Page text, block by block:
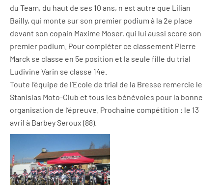
du Team, du haut de ses 10 ans, n est autre que Lilian
Bailly, qui monte sur son premier podium à la 2e place
devant son copain Maxime Moser, qui lui aussi score son
premier podium. Pour compléter ce classement Pierre
Marck se classe en 5e position et la seule fille du trial
Ludivine Varin se classe 14e.
Toute l’équipe de l’Ecole de trial de la Bresse remercie le
Stanislas Moto-Club et tous les bénévoles pour la bonne
organisation de l’épreuve. Prochaine compétition : le 13
avril à Barbey Seroux (88).